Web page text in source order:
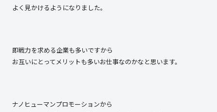
よく見かけるようになりました。
即戦力を求める企業も多いですから
お互いにとってメリットも多いお仕事なのかなと思います。
ナノヒューマンプロモーションから